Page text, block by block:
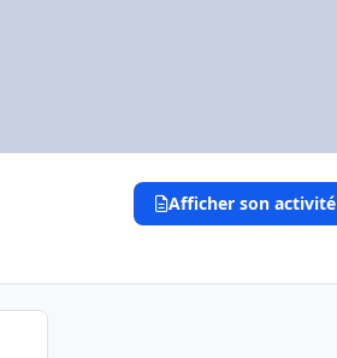
Afficher son activité